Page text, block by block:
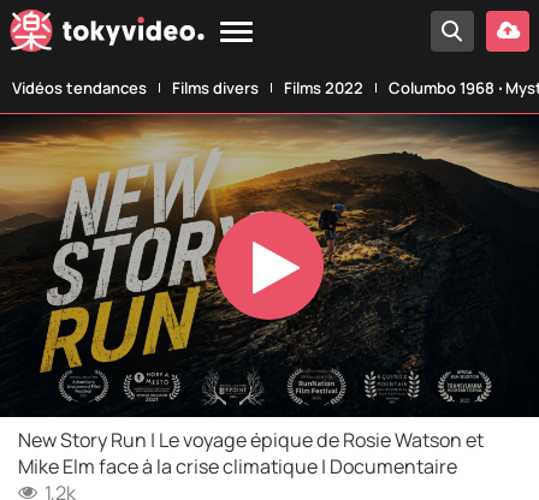
Vidéos tendances Films divers Films 2022 Columbo 1968 ‧
Play
Video
New Story Run | Le voyage épique de Rosie Watson et
Mike Elm face à la crise climatique | Documentaire
1,2k